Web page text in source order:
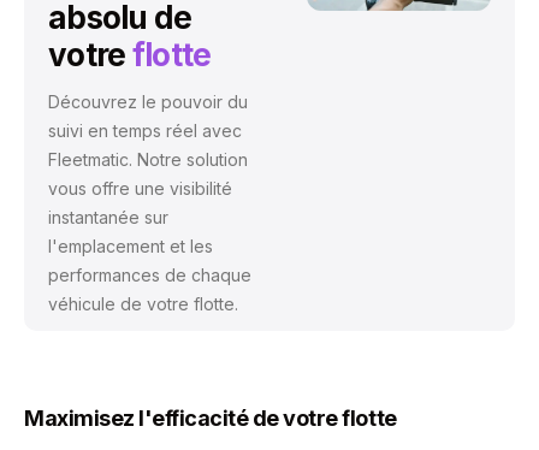
absolu de
votreflotte
Découvrez le pouvoir du
suivi en temps réel avec
Fleetmatic. Notre solution
vous offre une visibilité
instantanée sur
l'emplacement et les
performances de chaque
véhicule de votre flotte.
Maximisez l'efficacité de votre flotte